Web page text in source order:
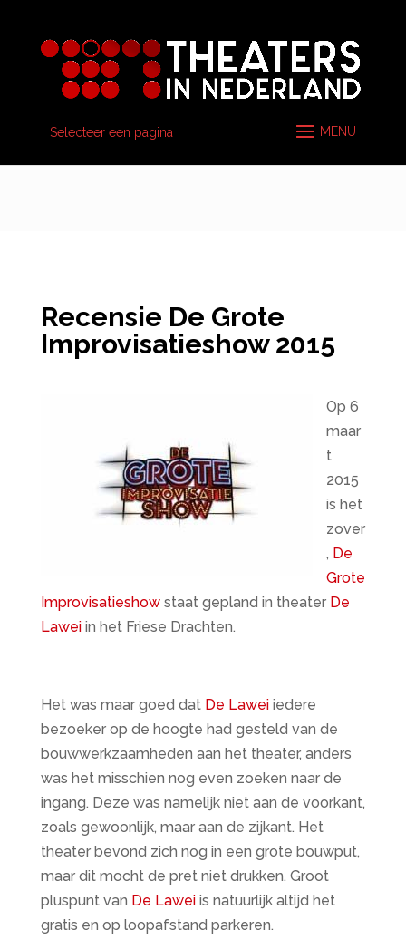
Selecteer een pagina
Recensie De Grote
Improvisatieshow 2015
Op 6
maar
t
2015
is het
zover
, De
Grote
Improvisatieshowstaat gepland in theater De
Laweiin het Friese Drachten.
Het was maar goed dat De Laweiiedere
bezoeker op de hoogte had gesteld van de
bouwwerkzaamheden aan het theater, anders
was het misschien nog even zoeken naar de
ingang. Deze was namelijk niet aan de voorkant,
zoals gewoonlijk, maar aan de zijkant. Het
theater bevond zich nog in een grote bouwput,
maar dit mocht de pret niet drukken. Groot
pluspunt van De Laweiis natuurlijk altijd het
gratis en op loopafstand parkeren.